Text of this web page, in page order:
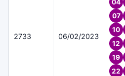
2733 06/02/2023
04
07
10
12
19
22